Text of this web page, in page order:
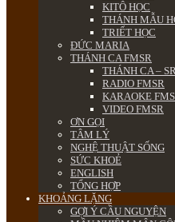
KITÔ HỌC
THÁNH MẪU
TRIẾT HỌC
ĐỨC MARIA
THÁNH CA FMSR
THÁNH CA –
RADIO FMSR
KARAOKE
VIDEO FMSR
ƠN GỌI
TÂM LÝ
NGHỆ THUẬT SỐNG
SỨC KHOẺ
ENGLISH
TỔNG HỢP
KHOẢNG LẶNG
GỢI Ý CẦU NGUYỆN